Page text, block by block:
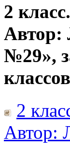
2
№29»,
2
Автор: